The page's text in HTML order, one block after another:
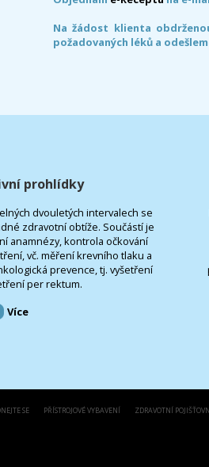
Na žádost klienta
požadovaných léků a
prohlídky
dvouletých intervalech se
zdravotní obtíže. Součástí je
anamnézy, kontrola očkování
vč. měření krevního tlaku a
prevence, tj. vyšetření
per rektum.
Více
SE PŘÍSTROJOVÉ VYBAVENÍ ZDRAVOTNÍ